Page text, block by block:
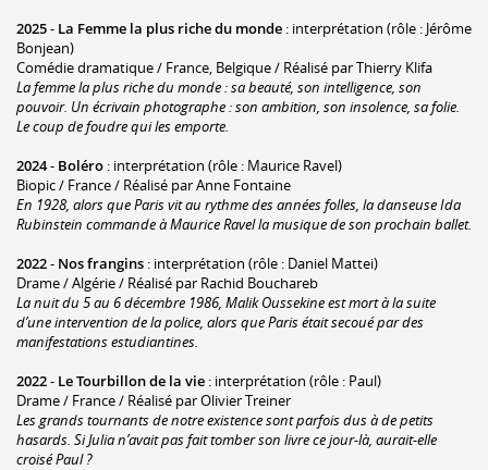
2025- La Femme la plus riche du monde : interprétation (rôle : Jérôme
Bonjean)
Comédie dramatique / France, Belgique / Réalisé par Thierry Klifa
La femme la plus riche du monde : sa beauté, son intelligence, son
pouvoir. Un écrivain photographe : son ambition, son insolence, sa folie.
Le coup de foudre qui les emporte.
2024- Boléro : interprétation (rôle : Maurice Ravel)
Biopic / France / Réalisé par Anne Fontaine
En 1928, alors que Paris vit au rythme des années folles, la danseuse Ida
Rubinstein commande à Maurice Ravel la musique de son prochain ballet.
2022- Nos frangins : interprétation (rôle : Daniel Mattei)
Drame / Algérie / Réalisé par Rachid Bouchareb
La nuit du 5 au 6 décembre 1986, Malik Oussekine est mort à la suite
d’une intervention de la police, alors que Paris était secoué par des
manifestations estudiantines.
2022- Le Tourbillon de la vie : interprétation (rôle : Paul)
Drame / France / Réalisé par Olivier Treiner
Les grands tournants de notre existence sont parfois dus à de petits
hasards. Si Julia n’avait pas fait tomber son livre ce jour-là, aurait-elle
croisé Paul ?